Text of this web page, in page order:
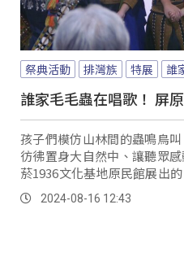
祭典活動 排灣族 特展 誰
誰家毛毛蟲在唱歌！ 屏
孩子們模仿山林間的蟲鳴鳥
彷彿置身大自然中、讓聽眾
菸1936文化基地原民館展出
特展揭開序幕。
2024-08-16 12:43